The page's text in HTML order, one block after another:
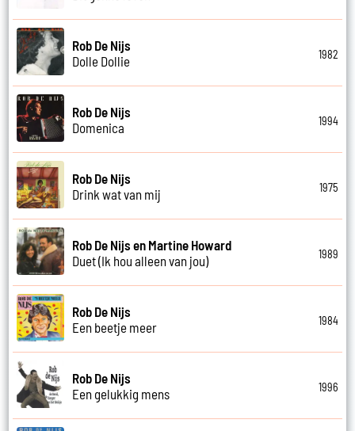
Rob De Nijs
Dolle Dollie
1982
Rob De Nijs
Domenica
1994
Rob De Nijs
Drink wat van mij
1975
Rob De Nijs en Martine Howard
Duet (Ik hou alleen van jou)
1989
Rob De Nijs
Een beetje meer
1984
Rob De Nijs
Een gelukkig mens
1996